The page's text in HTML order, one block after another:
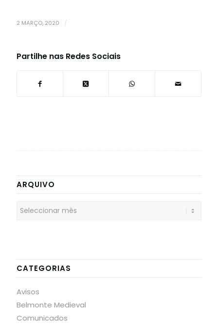
2 MARÇO, 2020 /
Partilhe nas Redes Sociais
ARQUIVO
CATEGORIAS
Avisos
Belmonte Medieval
Comunicados